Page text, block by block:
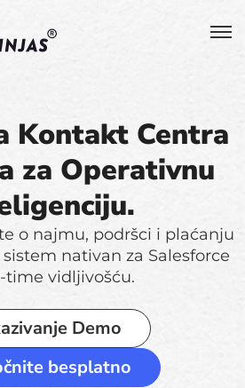
Kontakt Centra
za Operativnu
o najmu, podršci i plaćanju
nativan za Salesforce
time vidljivošću.
Demo
besplatno